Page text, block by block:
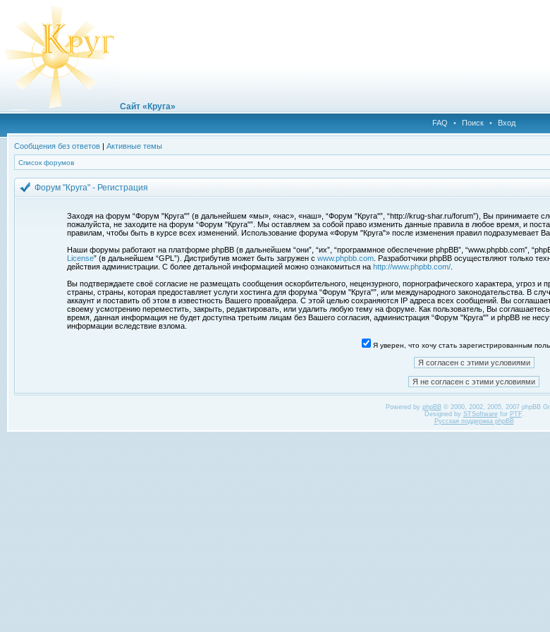
Сайт «Круга»
FAQ • Поиск • Вход
Сообщения без ответов | Активные темы
Список форумов
Форум "Круга" - Регистрация
Заходя на форум “Форум "Круга"” (в дальнейшем «мы», «нас», «наш», “Форум "Круга"”, “http://krug-shar.ru/forum”), Вы принимаете
пожалуйста, не заходите на форум “Форум "Круга"”. Мы оставляем за собой право изменить данные правила в любое время, и
правилам, чтобы быть в курсе всех изменений. Использование форума «Форум "Круга"» после изменения правил подразумевает
Наши форумы работают на платформе phpBB (в дальнейшем “они”, “их”, “программное обеспечение phpBB”, “www.phpbb.com”,
License” (в дальнейшем “GPL”). Дистрибутив может быть загружен с www.phpbb.com . Разработчики phpBB осуществляют только
действия администрации. С более детальной информацией можно ознакомиться на http://www.phpbb.com/
Вы подтверждаете своё согласие не размещать сообщения оскорбительного, нецензурного, порнографического характера,
страны, страны, которая предоставляет услуги хостинга для форума “Форум "Круга"”, или международного законодательства. В
аккаунт и поставить об этом в известность Вашего провайдера. С этой целью сохраняются IP адреса всех сообщений. Вы
своему усмотрению переместить, закрыть, редактировать, или удалить любую тему на форуме. Как пользователь, Вы
время, данная информация не будет доступна третьим лицам без Вашего согласия, администрация “Форум "Круга"” и phpBB не
информации вследствие взлома.
Я уверен, что хочу стать зарегистрированным
Powered by phpBB© 2000, 2002, 2005, 2007 phpBB
Designed by STSoftwarefor PTF.
Русская поддержка phpBB